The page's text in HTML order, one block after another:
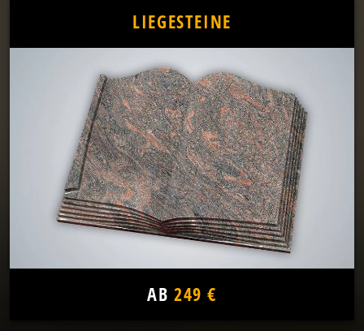
LIEGESTEINE
AB 249 €